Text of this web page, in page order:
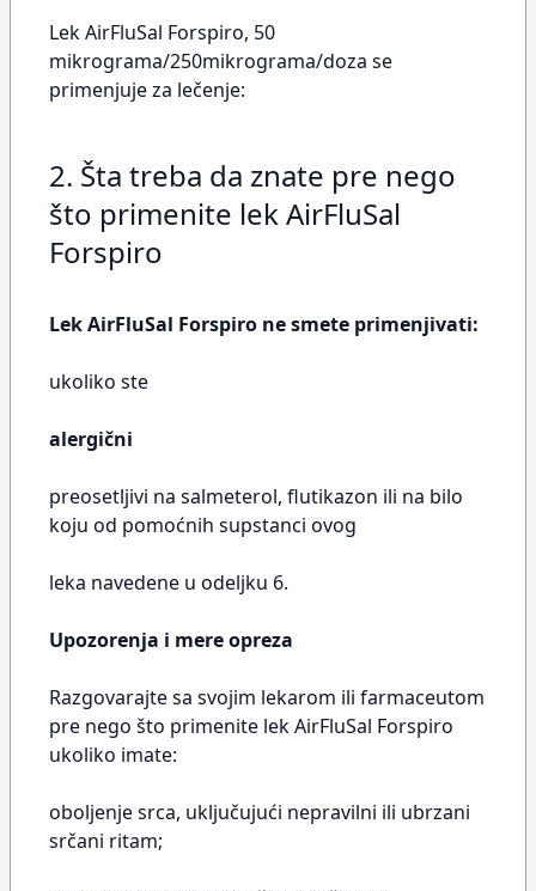
Lek AirFluSal Forspiro, 50
mikrograma/250mikrograma/doza se
primenjuje za lečenje:
2. Šta treba da znate pre nego
što primenite lek AirFluSal
Forspiro
Lek AirFluSal Forspiro ne smete primenjivati:
ukoliko ste
alergični
preosetljivi na salmeterol, flutikazon ili na bilo
koju od pomoćnih supstanci ovog
leka navedene u odeljku 6.
Upozorenja i mere opreza
Razgovarajte sa svojim lekarom ili farmaceutom
pre nego što primenite lek AirFluSal Forspiro
ukoliko imate:
oboljenje srca, uključujući nepravilni ili ubrzani
srčani ritam;